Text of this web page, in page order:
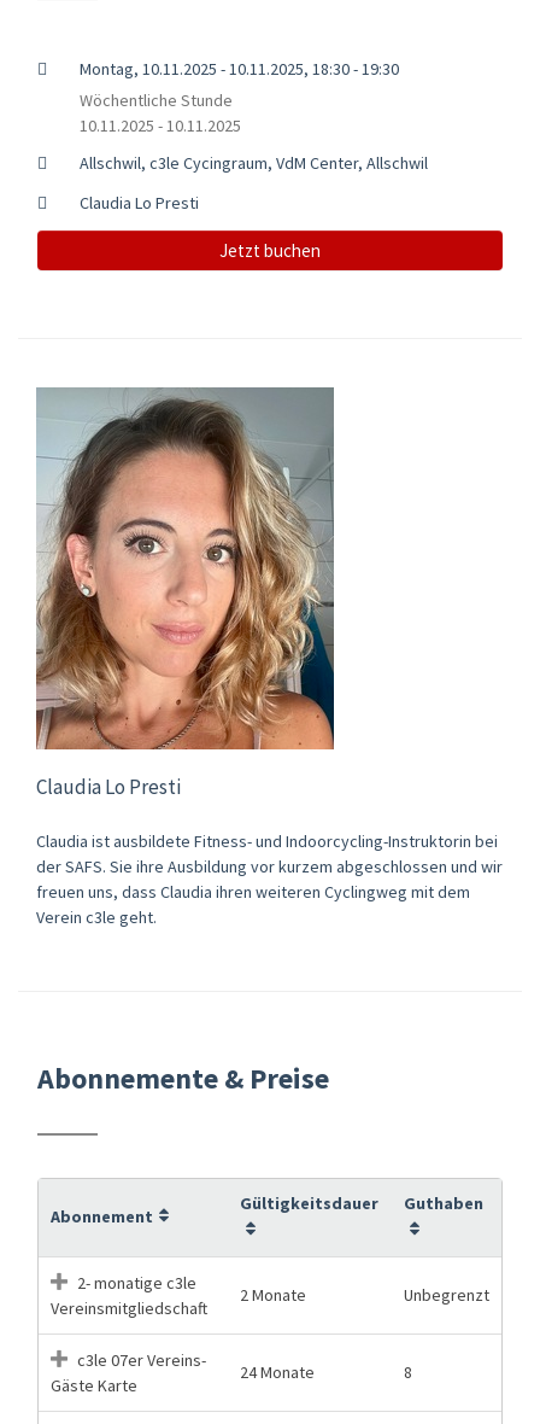
Montag, 10.11.2025 - 10.11.2025, 18:30 - 19:30
Wöchentliche Stunde
10.11.2025 - 10.11.2025
Allschwil, c3le Cycingraum, VdM Center, Allschwil
Claudia Lo Presti
Jetzt buchen
Claudia Lo Presti
Claudia ist ausbildete Fitness- und Indoorcycling-Instruktorin bei
der SAFS. Sie ihre Ausbildung vor kurzem abgeschlossen und wir
freuen uns, dass Claudia ihren weiteren Cyclingweg mit dem
Verein c3le geht.
Abonnemente & Preise
Abonnement
Gültigkeitsdauer Guthaben
2- monatige c3le
Vereinsmitgliedschaft
2 Monate Unbegrenzt
c3le 07er Vereins-
Gäste Karte
24 Monate 8